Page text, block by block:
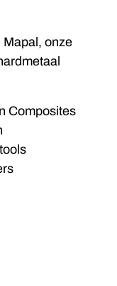
Mapal, onze
Composites